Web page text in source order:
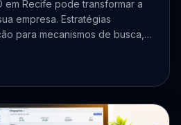
em Recife pode transformar a
empresa. Estratégias
para mecanismos de busca,